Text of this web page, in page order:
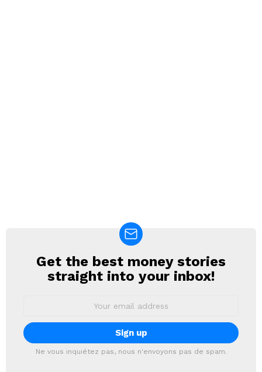
NEWSLETTER
Get the best money stories
straight into your inbox!
Ne vous inquiétez pas, nous n'envoyons pas de spam.